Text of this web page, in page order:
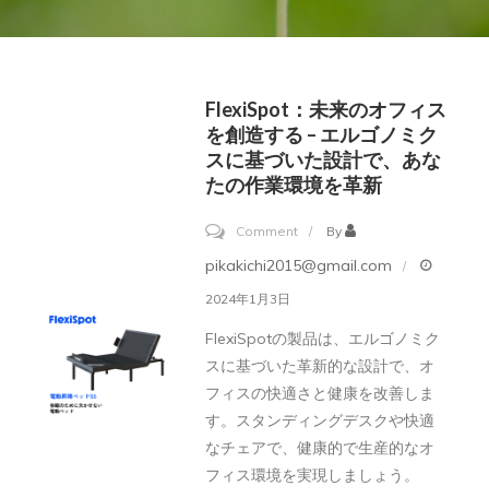
FlexiSpot：未来のオフィス
を創造する – エルゴノミク
スに基づいた設計で、あな
たの作業環境を革新
Commenton
FlexiSpot：
の
フ
ィ
ス
By
pikakichi2015@gmail.com
2024年1月3日
FlexiSpotの製品は、エルゴノミク
スに基づいた革新的な設計で、オ
フィスの快適さと健康を改善しま
す。スタンディングデスクや快適
なチェアで、健康的で生産的なオ
フィス環境を実現しましょう。